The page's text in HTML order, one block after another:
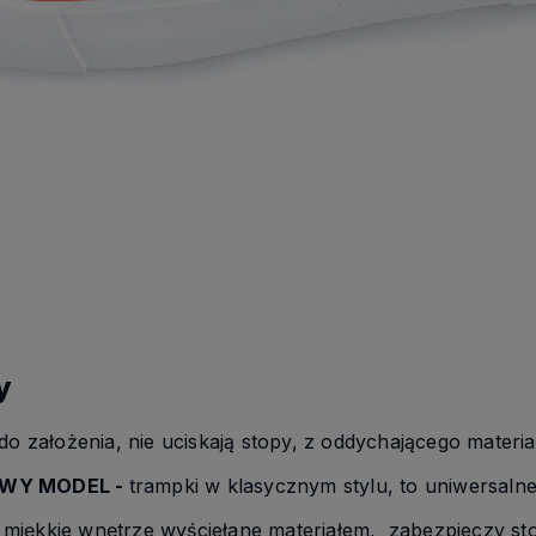
założenia, nie uciskają stopy, z oddychającego
MODEL - trampki w klasycznym stylu, to
wnętrze wyściełane materiałem, zabezpieczy